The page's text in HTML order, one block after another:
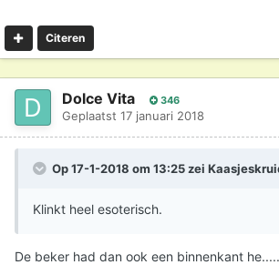
Citeren
Dolce Vita 346
Geplaatst 17 januari 2018
Op 17-1-2018 om 13:25 zei
Klinkt heel esoterisch.
De beker had dan ook een binnenkant